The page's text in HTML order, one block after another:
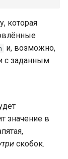
которая
и, возможно,
с заданным
значение в
скобок.